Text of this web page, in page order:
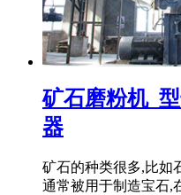
矿石磨粉机_
器
矿石的种类很多,比如
通常被用于制造宝石,